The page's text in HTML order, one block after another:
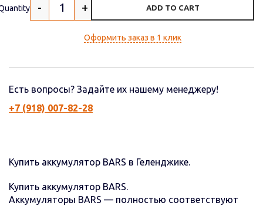
- + ADD TO CART
Оформить заказ в 1 клик
Есть вопросы? Задайте их нашему менеджеру!
+7 (918) 007-82-28
Купить аккумулятор BARS в Геленджике.
Купить аккумулятор BARS.
Аккумуляторы BARS — полностью соответствуют